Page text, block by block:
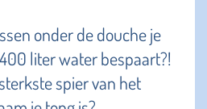
onder de douche je
liter water bespaart?!
spier van het